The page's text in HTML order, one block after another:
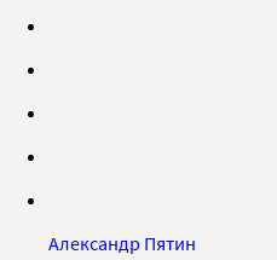
Александр Пятин